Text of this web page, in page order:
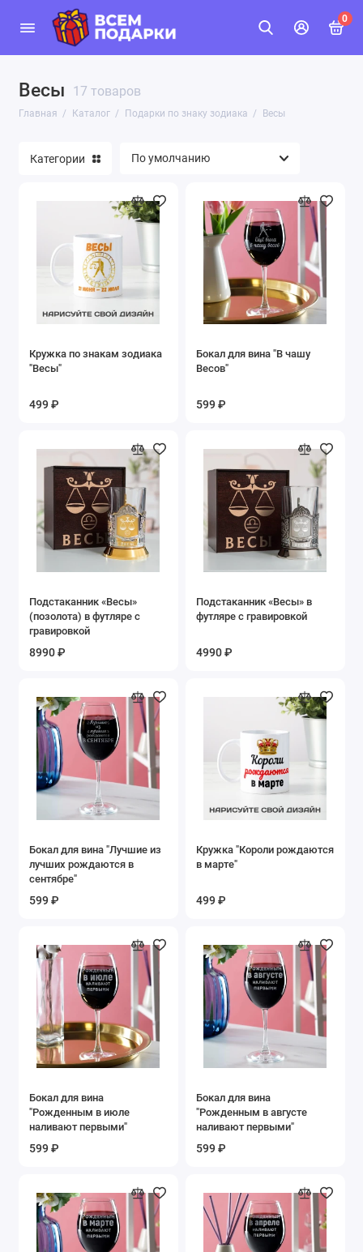
0
Весы 17 товаров
Главная Каталог Подарки по знаку зодиака Весы
Категории
Кружка по знакам зодиака
"Весы"
499 ₽
Бокал для вина "В чашу
Весов"
599 ₽
Подстаканник «Весы»
(позолота) в футляре с
гравировкой
8990 ₽
Подстаканник «Весы» в
футляре с гравировкой
4990 ₽
Бокал для вина "Лучшие из
лучших рождаются в
сентябре"
599 ₽
Кружка "Короли рождаются
в марте"
499 ₽
Бокал для вина
"Рожденным в июле
наливают первыми"
599 ₽
Бокал для вина
"Рожденным в августе
наливают первыми"
599 ₽